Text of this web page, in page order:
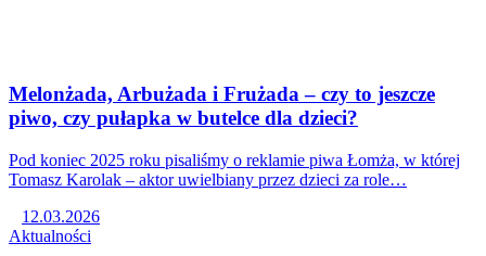
Melonżada, Arbużada i Frużada – czy to jeszcze
piwo, czy pułapka w butelce dla dzieci?
Pod koniec 2025 roku pisaliśmy o reklamie piwa Łomża, w której
Tomasz Karolak – aktor uwielbiany przez dzieci za role…
12.03.2026
Aktualności